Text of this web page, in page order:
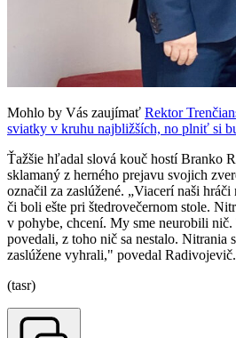
Mohlo by Vás zaujímať Rektor
sviatky v kruhu najbližších, no plniť si
Ťažšie hľadal slová kouč hostí Branko
sklamaný z herného prejavu svojich
označil za zaslúžené. „Viacerí naši
či boli ešte pri štedrovečernom stole.
v pohybe, chcení. My sme neurobili nič.
povedali, z toho nič sa nestalo. Nitrania
zaslúžene vyhrali," povedal Radivojevič.
(tasr)